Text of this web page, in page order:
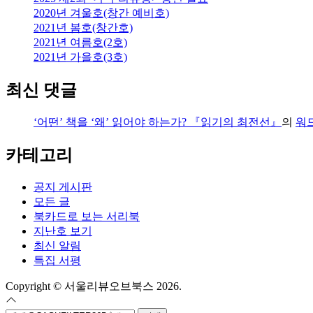
2020년 겨울호(창간 예비호)
2021년 봄호(창간호)
2021년 여름호(2호)
2021년 가을호(3호)
최신 댓글
‘어떤’ 책을 ‘왜’ 읽어야 하는가? 『읽기의 최전선』 의 워
카테고리
공지 게시판
모든 글
북카드로 보는 서리북
지난호 보기
최신 알림
특집 서평
Copyright © 서울리뷰오브북스 2026.